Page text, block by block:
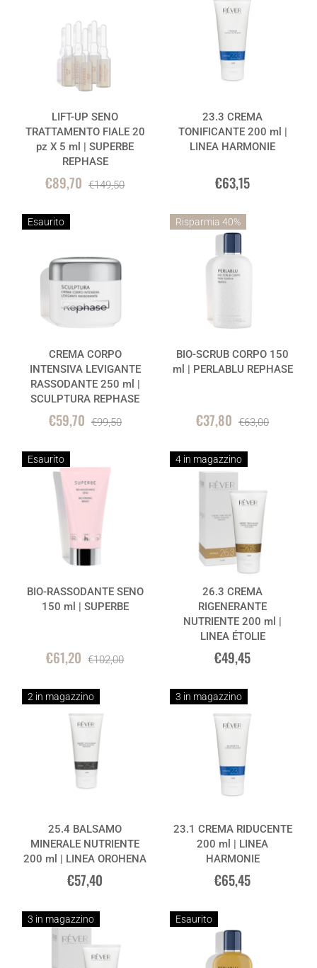
LIFT-UP SENO
TRATTAMENTO FIALE 20
pz X 5 ml | SUPERBE
REPHASE
€89,70 €149,50
23.3 CREMA
TONIFICANTE 200 ml |
LINEA HARMONIE
€63,15
Esaurito
CREMA CORPO
INTENSIVA LEVIGANTE
RASSODANTE 250 ml |
SCULPTURA REPHASE
€59,70 €99,50
Risparmia 40%
BIO-SCRUB CORPO 150
ml | PERLABLU REPHASE
€37,80 €63,00
Esaurito
BIO-RASSODANTE SENO
150 ml | SUPERBE
€61,20 €102,00
4 in magazzino
26.3 CREMA
RIGENERANTE
NUTRIENTE 200 ml |
LINEA ÉTOLIE
€49,45
2 in magazzino
25.4 BALSAMO
MINERALE NUTRIENTE
200 ml | LINEA OROHENA
€57,40
3 in magazzino
23.1 CREMA RIDUCENTE
200 ml | LINEA
HARMONIE
€65,45
3 in magazzino Esaurito